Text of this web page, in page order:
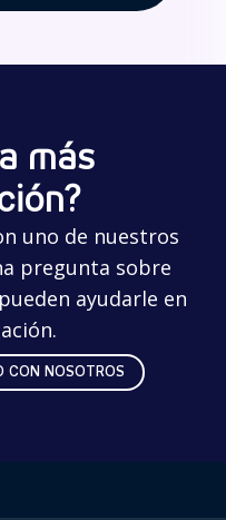
más
uno de nuestros
pregunta sobre
ayudarle en
CON NOSOTROS